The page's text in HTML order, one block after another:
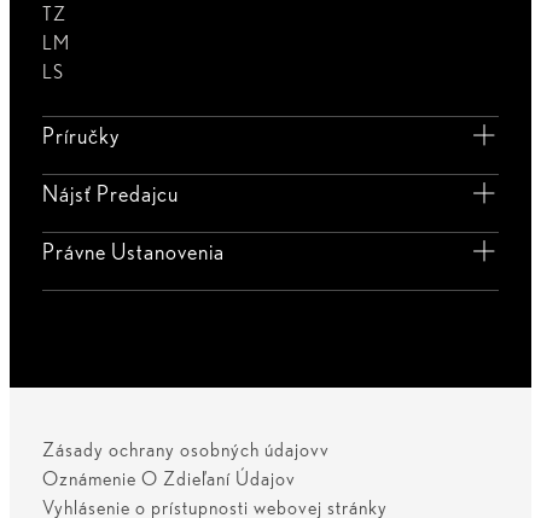
TZ
LM
LS
Príručky
Nájsť Predajcu
Právne Ustanovenia
Zásady ochrany osobných údajovv
Oznámenie O Zdieľaní Údajov
Vyhlásenie o prístupnosti webovej stránky